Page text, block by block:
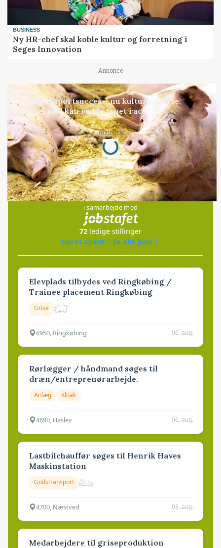
BUSINESS
Ny HR-chef skal koble kultur og forretning i
Seges Innovation
Annonce
GRISE
Engang eksportsucces – nu kulturhistorie:
Gammel sæd kan redde truet race
Annonce
Loading...
Jobs
i samarbejde med
72 ledige stillinger
Opret agent
Se alle jobs
Elevplads tilbydes ved Ringkøbing /
Trainee placement Ringkøbing
Grise
6950, Ringkøbing 06. aug.
Rørlægger / håndmand søges til
dræn/entreprenørarbejde.
Anlæg Kloak
4690, Haslev 06. aug.
Lastbilchauffør søges til Henrik Haves
Maskinstation
Godstransport
4700, Næstved 03. aug.
Medarbejdere til griseproduktion